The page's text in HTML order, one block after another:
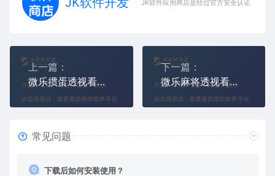
JK软件应用商店是经过官方安全认证，保障
上一篇：
微乐掼蛋透视看牌作弊外挂（微乐掼蛋透视辅助器）
下一篇：
微乐麻将透视看牌器,微乐麻将AI透视作弊外挂
常见问题
下载后如何安装使用？